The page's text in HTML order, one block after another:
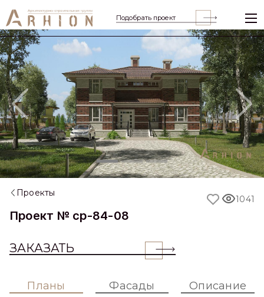
Подобрать проект
Previous
Проекты
Проект № cp-84-08
ЗАКАЗАТЬ
1041
Планы Фасады Описание